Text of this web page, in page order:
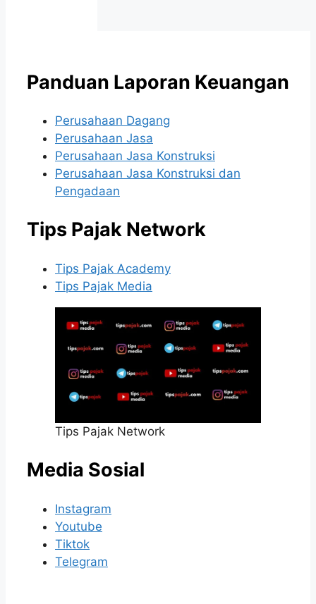
Panduan Laporan Keuangan
Perusahaan Dagang
Perusahaan Jasa
Perusahaan Jasa Konstruksi
Perusahaan Jasa Konstruksi dan
Pengadaan
Tips Pajak Network
Tips Pajak Academy
Tips Pajak Media
Tips Pajak Network
Media Sosial
Instagram
Youtube
Tiktok
Telegram